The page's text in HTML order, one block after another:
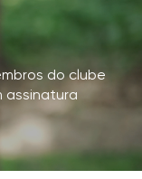
do clube
assinatura